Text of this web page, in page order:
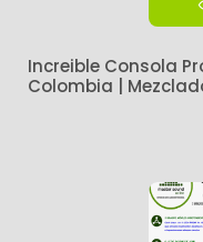
Increible Consola
Colombia |